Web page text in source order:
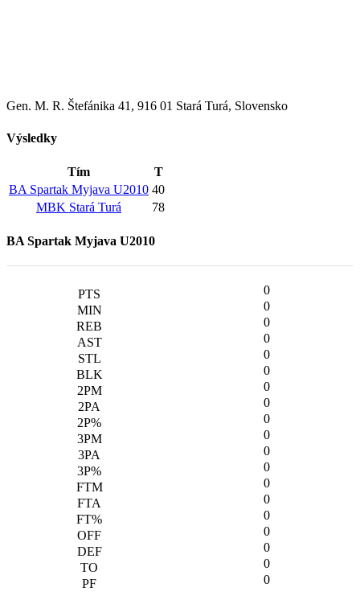
Gen. M. R. Štefánika 41, 916 01 Stará Turá, Slovensko
Výsledky
Tím
T
BA Spartak Myjava U2010 40
MBK Stará Turá
78
BA Spartak Myjava U2010
0
0
0
0
0
0
0
0
0
0
0
0
0
0
0
0
0
0
0